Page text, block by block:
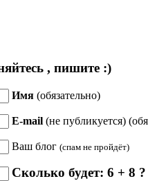
, пишите :)
Имя (обязательно)
E-mail (не публикуется)
Ваш блог (спам не пройдёт)
Сколько будет: 6 + 8 ?